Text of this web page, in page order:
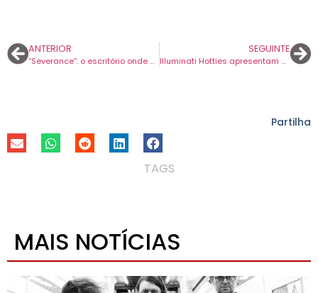
ANTERIOR
“Severance”: o escritório onde ninguém sabe o que faz (e é melhor assim)
SEGUINTE
Illuminati Hotties apresentam nova música em dueto com Stefan Babcock, dos Pup.
Partilha
TAGS
MAIS NOTÍCIAS